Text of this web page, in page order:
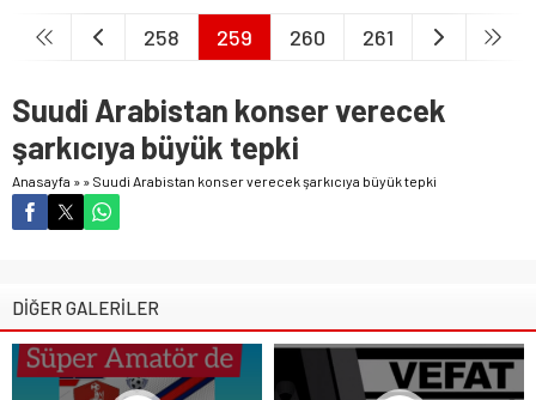
258 259 260 261
Suudi Arabistan konser verecek
şarkıcıya büyük tepki
Anasayfa » » Suudi Arabistan konser verecek şarkıcıya büyük tepki
DİĞER GALERİLER